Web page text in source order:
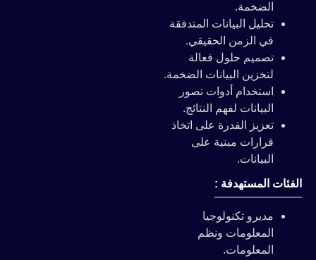
الضخمة.
تحليل البيانات المتدفقة
في الزمن الحقيقي.
تصميم حلول فعالة
لتخزين البيانات الضخمة.
استخدام أدوات تصور
البيانات لفهم النتائج.
تعزيز القدرة على اتخاذ
قرارات مبنية على
البيانات.
الفئات المستهدفة :
مديرو تكنولوجيا
المعلومات ونظم
المعلومات.